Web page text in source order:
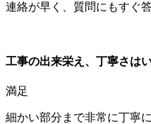
連絡が早く、質問にもすぐ
工事の出来栄え、丁寧さは
満足
細かい部分まで非常に丁寧